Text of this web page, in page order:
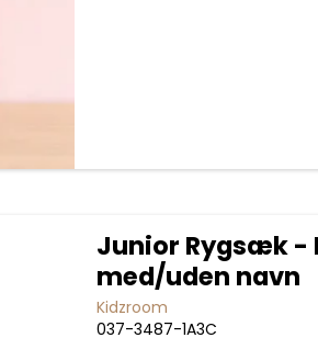
Junior Rygsæk -
med/uden navn
Kidzroom
037-3487-1A3C